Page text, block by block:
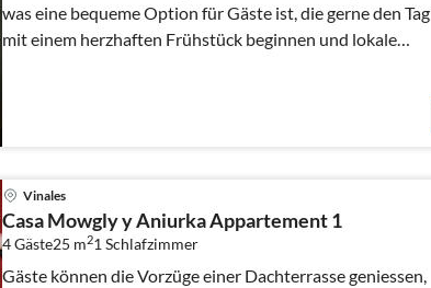
was eine bequeme Option für Gäste ist, die gerne den Tag
mit einem herzhaften Frühstück beginnen und lokale
Vinales
Casa Mowgly y Aniurka Appartement 1
4 Gäste25 m21 Schlafzimmer
Gäste können die Vorzüge einer Dachterrasse geniessen,